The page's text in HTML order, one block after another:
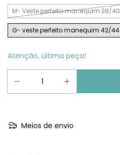
M- Veste perfeito manequim 38/40
G- veste perfeito manequim 42/44
Atenção, última peça!
Meios de envio